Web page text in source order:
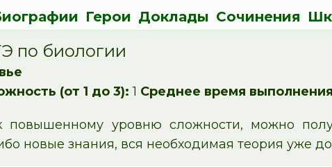
Герои Доклады Сочинения
по биологии
(от 1 до 3): 1 Среднее время
повышенному уровню сложности, можно
новые знания, вся необходимая теория уже